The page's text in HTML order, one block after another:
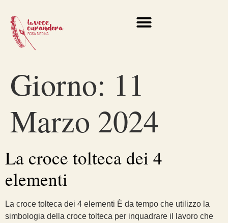
Giorno: 11
Marzo 2024
La croce tolteca dei 4
elementi
La croce tolteca dei 4 elementi È da tempo che utilizzo la
simbologia della croce tolteca per inquadrare il lavoro che